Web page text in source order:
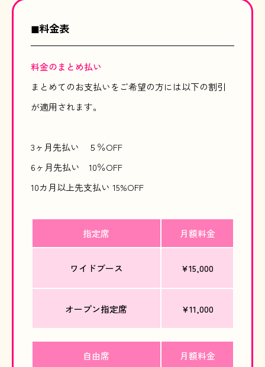
◼︎料金表
料金のまとめ払い
まとめてのお支払いをご希望の方には以下の割引
が適用されます。
3ヶ月先払い ５％OFF
6ヶ月先払い 10％OFF
10カ月以上先支払い 15%OFF
指定席 月額料金
ワイドブース ¥15,000
オープン指定席 ¥11,000
自由席 月額料金